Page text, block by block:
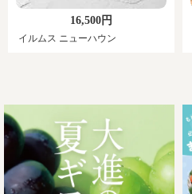
16,500円
イルムス ニューハウン